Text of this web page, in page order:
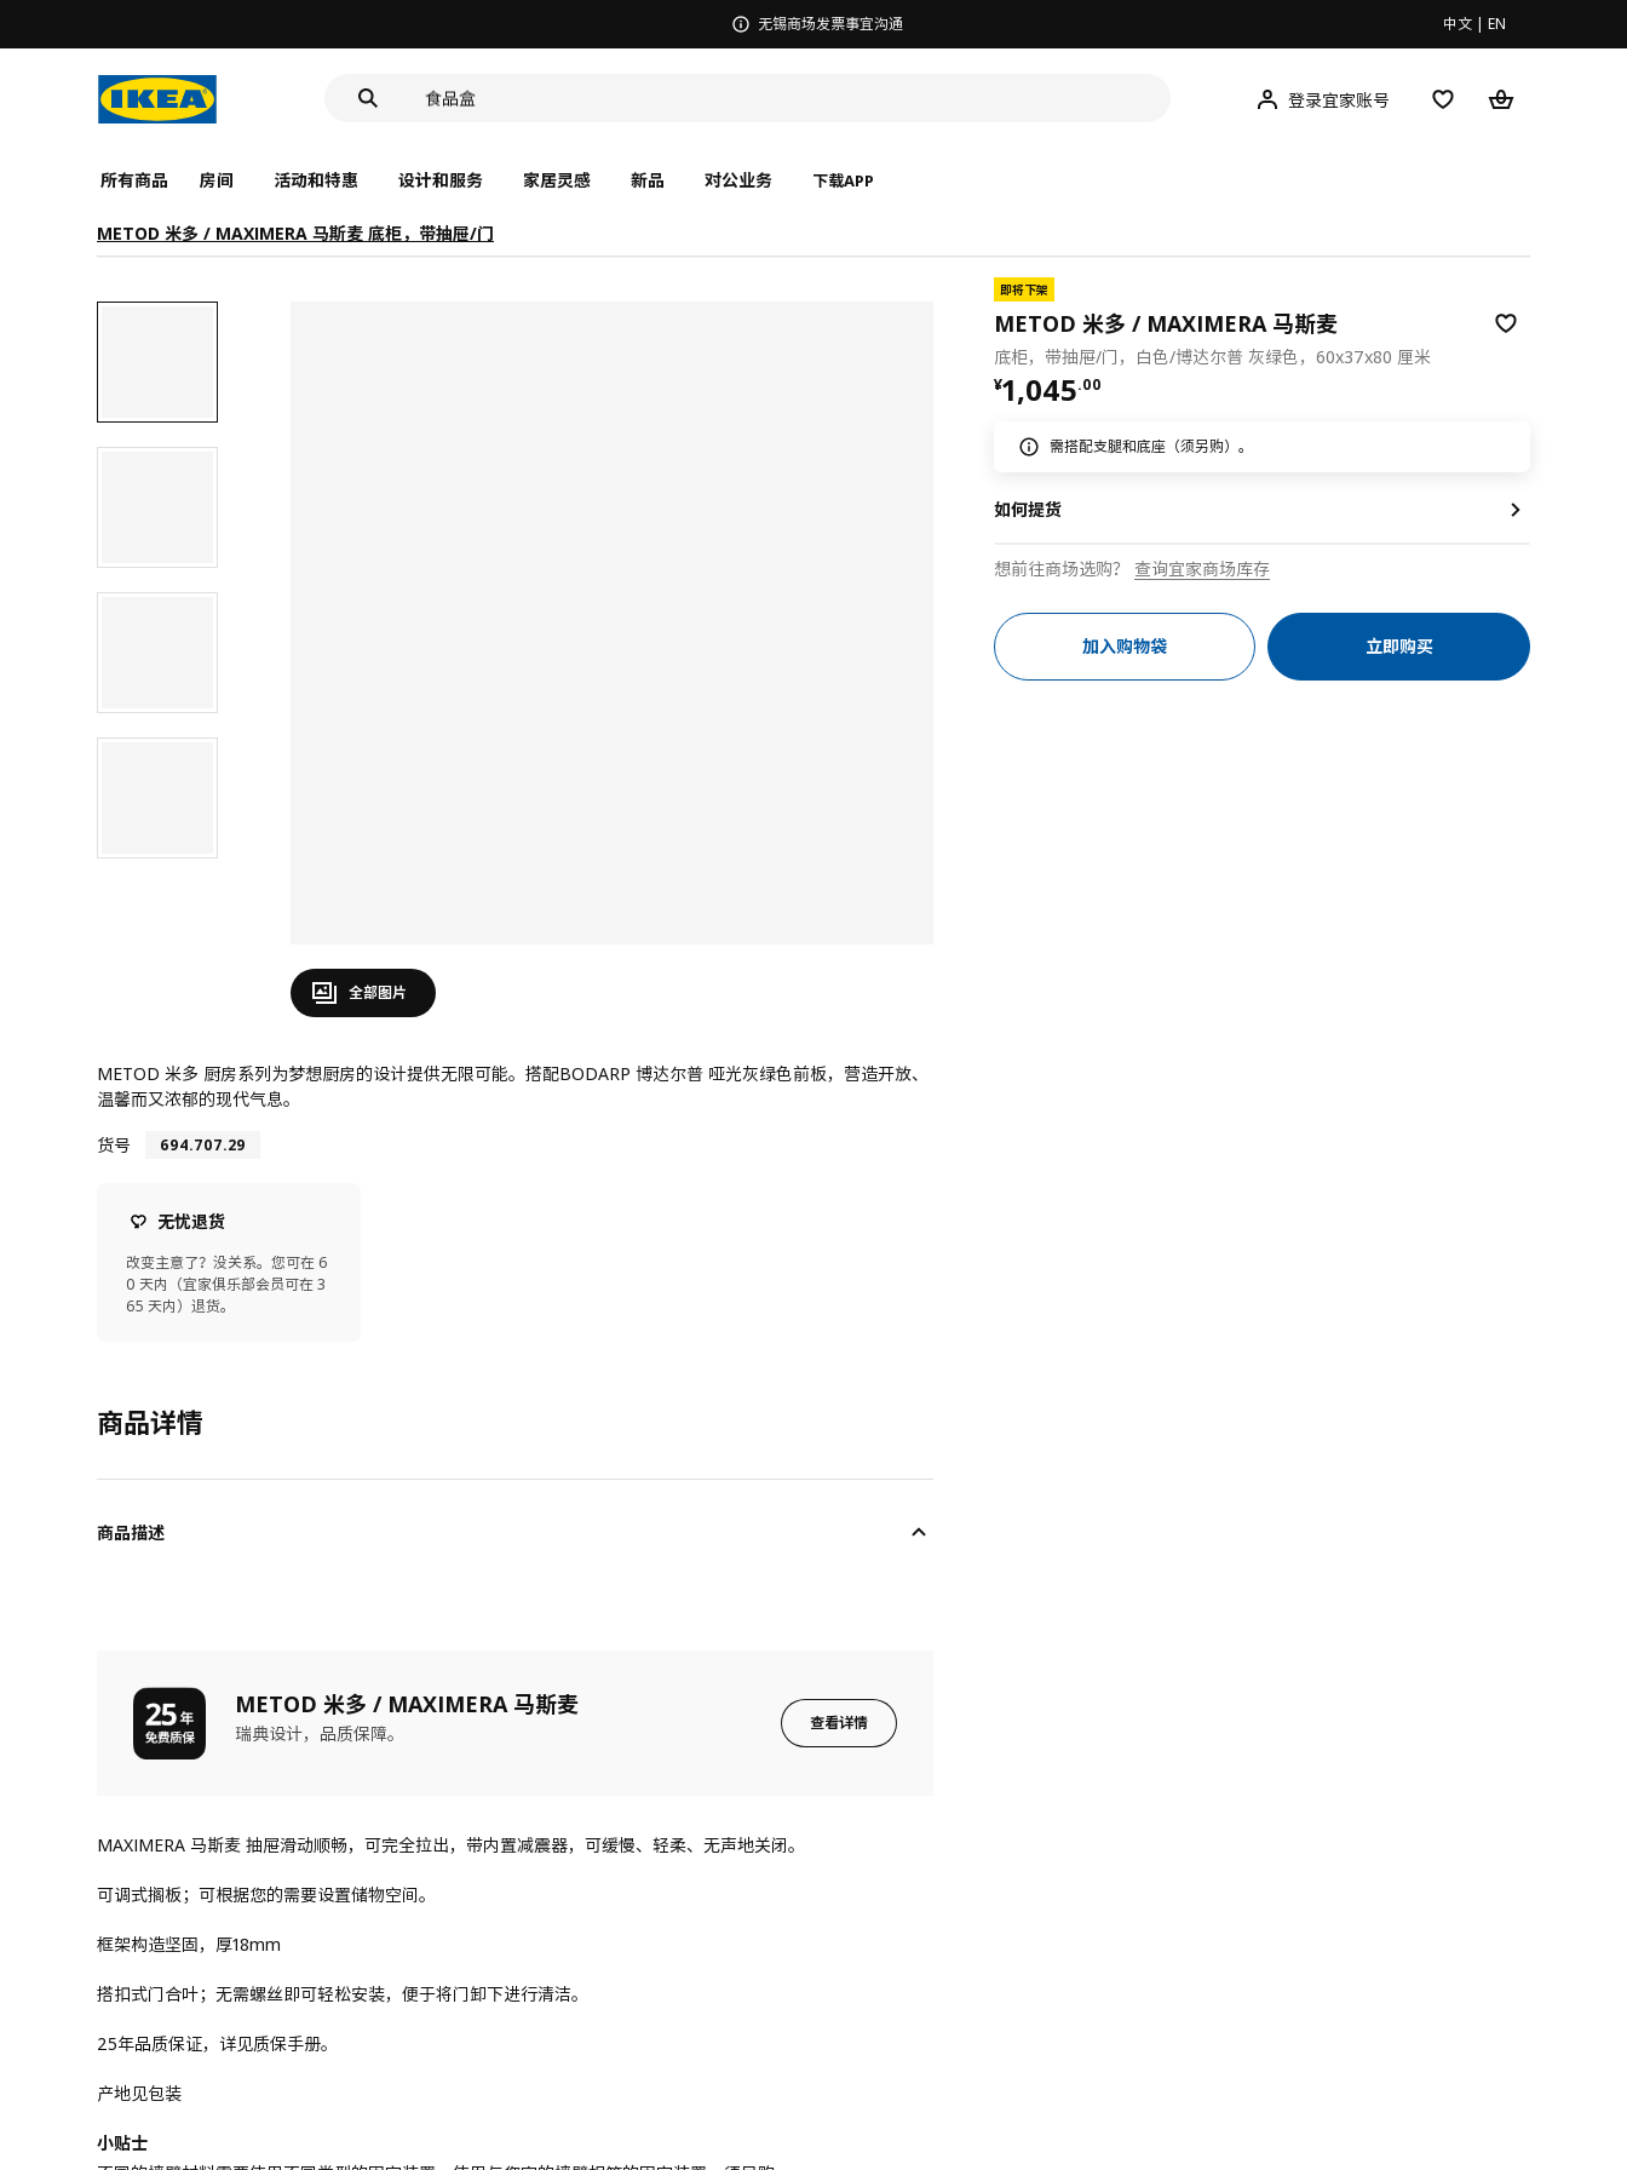
宜家在中国召回部分批次BÄSINGEN 巴辛根 淋浴椅 中文 | EN
靠垫套
食品盒
登录宜家账号
所有商品 房间 活动和特惠 设计和服务 家居灵感 新品 对公业务 下载APP
METOD 米多 / MAXIMERA 马斯麦 底柜，带抽屉/门
全部图片
METOD 米多 厨房系列为梦想厨房的设计提供无限可能。搭配BODARP 博达尔普 哑光灰绿色前板，营造开放、
温馨而又浓郁的现代气息。
货号
694.707.29
无忧退货
改变主意了？没关系。您可在 6
0 天内（宜家俱乐部会员可在 3
65 天内）退货。
商品详情
商品描述
METOD 米多 / MAXIMERA 马斯麦
瑞典设计，品质保障。 查看详情
MAXIMERA 马斯麦 抽屉滑动顺畅，可完全拉出，带内置减震器，可缓慢、轻柔、无声地关闭。
可调式搁板；可根据您的需要设置储物空间。
框架构造坚固，厚18mm
搭扣式门合叶；无需螺丝即可轻松安装，便于将门卸下进行清洁。
25年品质保证，详见质保手册。
产地见包装
小贴士
即将下架
METOD 米多 / MAXIMERA 马斯麦
底柜，带抽屉/门，白色/博达尔普 灰绿色，60x37x80 厘米
¥1,045.00
¥ 1045.00
需搭配支腿和底座（须另购）。
如何提货
想前往商场选购？ 查询宜家商场库存
加入购物袋 立即购买